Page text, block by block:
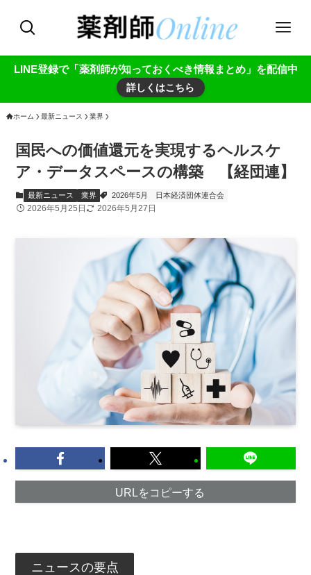
LINE登録で「薬剤師が知っておくべき情報まとめ」を配信中
詳しくはこちら
ホーム 最新ニュース 業界
国民への価値還元を実現するヘルスケ
ア・データスペースの構築 【経団連】
最新ニュース 業界 2026年5月 日本経済団体連合会
2026年5月25日 2026年5月27日
URLをコピーする
ニュースの要点